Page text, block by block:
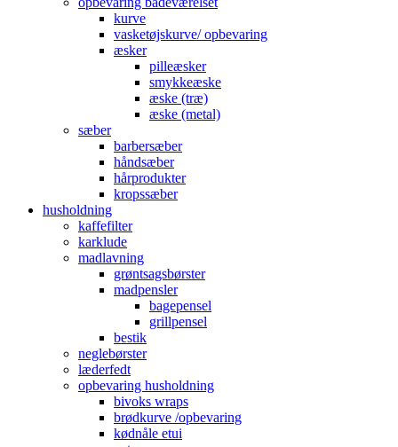
kurve
vasketøjskurve/ opbevaring
æsker
pilleæsker
smykkeæske
æske (træ)
æske (metal)
sæber
barbersæber
håndsæber
hårprodukter
kropssæber
husholdning
kaffefilter
karklude
madlavning
grøntsagsbørster
madpensler
bagepensel
grillpensel
bestik
neglebørster
læderfedt
opbevaring husholdning
bivoks wraps
brødkurve /opbevaring
kødnåle etui